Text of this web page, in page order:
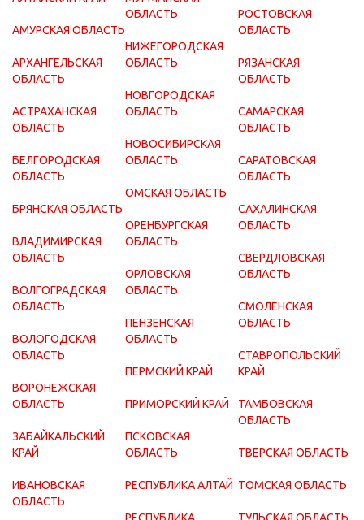
АМУРСКАЯ ОБЛАСТЬ
АРХАНГЕЛЬСКАЯ
ОБЛАСТЬ
АСТРАХАНСКАЯ
ОБЛАСТЬ
БЕЛГОРОДСКАЯ
ОБЛАСТЬ
БРЯНСКАЯ ОБЛАСТЬ
ВЛАДИМИРСКАЯ
ОБЛАСТЬ
ВОЛГОГРАДСКАЯ
ОБЛАСТЬ
ВОЛОГОДСКАЯ
ОБЛАСТЬ
ВОРОНЕЖСКАЯ
ОБЛАСТЬ
ЗАБАЙКАЛЬСКИЙ
КРАЙ
ИВАНОВСКАЯ
ОБЛАСТЬ
ОБЛАСТЬ
НИЖЕГОРОДСКАЯ
ОБЛАСТЬ
НОВГОРОДСКАЯ
ОБЛАСТЬ
НОВОСИБИРСКАЯ
ОБЛАСТЬ
ОМСКАЯ ОБЛАСТЬ
ОРЕНБУРГСКАЯ
ОБЛАСТЬ
ОРЛОВСКАЯ
ОБЛАСТЬ
ПЕНЗЕНСКАЯ
ОБЛАСТЬ
ПЕРМСКИЙ КРАЙ
ПРИМОРСКИЙ КРАЙ
ПСКОВСКАЯ
ОБЛАСТЬ
РЕСПУБЛИКА АЛТАЙ
РЕСПУБЛИКА
РОСТОВСКАЯ
ОБЛАСТЬ
РЯЗАНСКАЯ
ОБЛАСТЬ
САМАРСКАЯ
ОБЛАСТЬ
САРАТОВСКАЯ
ОБЛАСТЬ
САХАЛИНСКАЯ
ОБЛАСТЬ
СВЕРДЛОВСКАЯ
ОБЛАСТЬ
СМОЛЕНСКАЯ
ОБЛАСТЬ
СТАВРОПОЛЬСКИЙ
КРАЙ
ТАМБОВСКАЯ
ОБЛАСТЬ
ТВЕРСКАЯ ОБЛАСТЬ
ТОМСКАЯ ОБЛАСТЬ
ТУЛЬСКАЯ ОБЛАСТЬ